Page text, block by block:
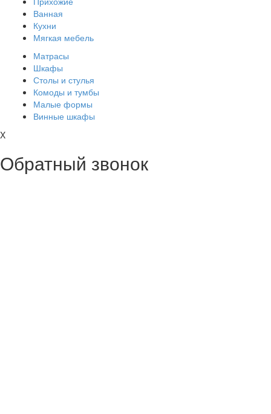
Ванная
Кухни
Мягкая мебель
Матрасы
Шкафы
Столы и стулья
Комоды и тумбы
Малые формы
Винные шкафы
X
Обратный звонок